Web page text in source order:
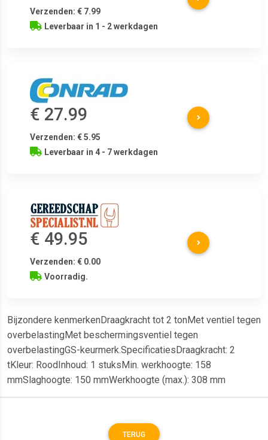
Verzenden: € 7.99
Leverbaar in 1 - 2 werkdagen
€ 27.99
Verzenden: € 5.95
Leverbaar in 4 - 7 werkdagen
€ 49.95
Verzenden: € 0.00
Voorradig.
Bijzondere kenmerkenDraagkracht tot 2 tonMet ventiel tegen
overbelastingMet beschermingsventiel tegen
overbelastingGS-keurmerk.SpecificatiesDraagkracht: 2
tKleur: RoodInhoud: 1 stuksMin. werkhoogte: 158
mmSlaghoogte: 150 mmWerkhoogte (max.): 308 mm
TERUG